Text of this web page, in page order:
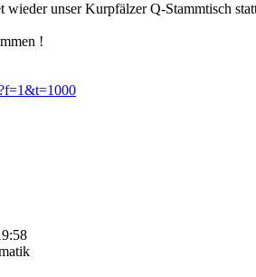
wieder unser Kurpfälzer Q-Stammtisch
!